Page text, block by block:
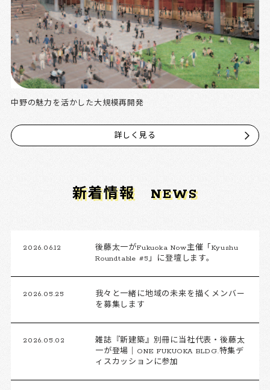
中野の魅力を活かした大規模再開発
詳しく見る
新着情報 NEWS
2026.06.12
後藤太一がFukuoka Now主催「Kyushu
Roundtable #5」に登壇します。
2026.05.25
我々と一緒に地域の未来を描くメンバー
を募集します
2026.05.02
雑誌『新建築』別冊に当社代表・後藤太
一が登場｜ONE FUKUOKA BLDG.特集デ
ィスカッションに参加